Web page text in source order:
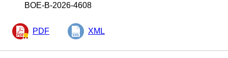
BOE-B-2026-4608
PDF XML